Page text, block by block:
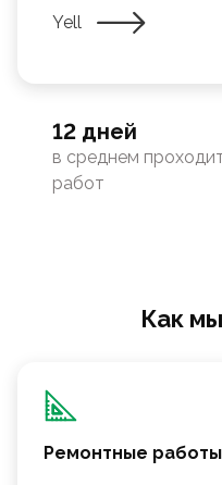
Yell
12 дней
в среднем
работ
Как
Ремонтные работы